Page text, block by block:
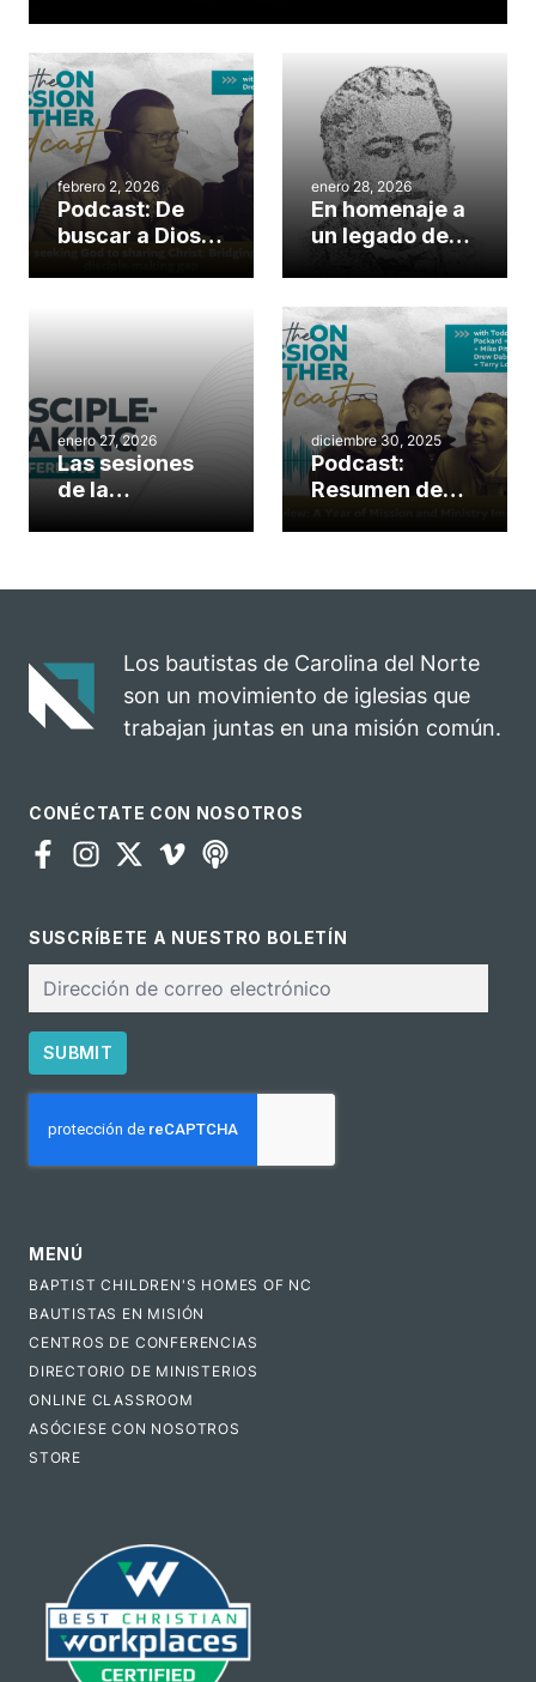
febrero 2, 2026
Podcast: De
buscar a Dios a
compartir a
enero 28, 2026
En homenaje a
un legado de
envío: Domingo
dedicado a la
fundación de
iglesias, la
evangelización
y las misiones
enero 27, 2026
Las sesiones
de la
prácticas para
iglesia actual
diciembre 30, 2025
Podcast:
Resumen de
ministerial en
Los bautistas de Carolina del Norte
son un movimiento de iglesias que
trabajan juntas en una misión común.
CONÉCTATE CON NOSOTROS
SUSCRÍBETE A NUESTRO BOLETÍN
electrónico
SUBMIT
MENÚ
BAPTIST CHILDREN'S HOMES OF NC
BAUTISTAS EN MISIÓN
CENTROS DE CONFERENCIAS
DIRECTORIO DE MINISTERIOS
ONLINE CLASSROOM
ASÓCIESE CON NOSOTROS
STORE